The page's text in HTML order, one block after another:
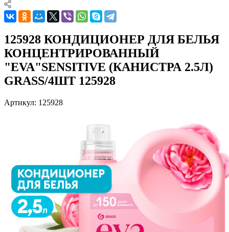
125928 КОНДИЦИОНЕР ДЛЯ БЕЛЬЯ
КОНЦЕНТРИРОВАННЫЙ
"EVA"SENSITIVE (КАНИСТРА 2.5Л)
GRASS/4ШТ 125928
Артикул: 125928